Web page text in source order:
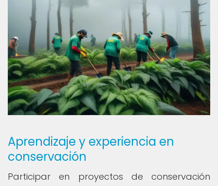
Aprendizaje y experiencia en
conservación
Participar en proyectos de conservación